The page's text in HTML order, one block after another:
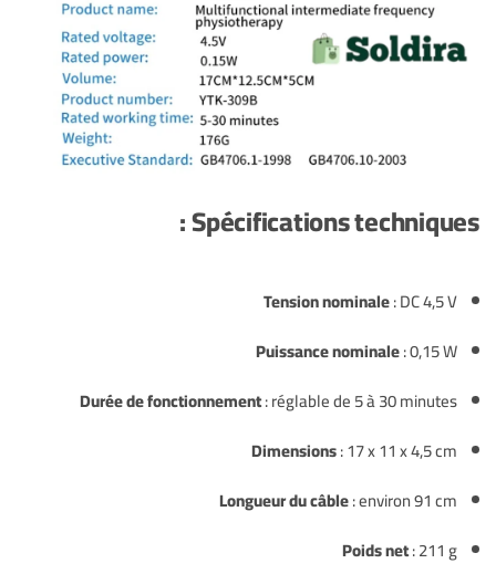
Spécifications techniques :
Tension nominale: DC 4,5 V
Puissance nominale: 0,15 W
Durée de fonctionnement: réglable de 5 à 30 minutes
Dimensions: 17 x 11 x 4,5 cm
Longueur du câble: environ 91 cm
Poids net: 211 g